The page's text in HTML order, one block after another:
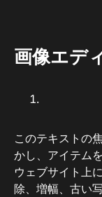
画像エデ
このテキストの
かし、アイテム
ウェブサイト上
除、増幅、古い